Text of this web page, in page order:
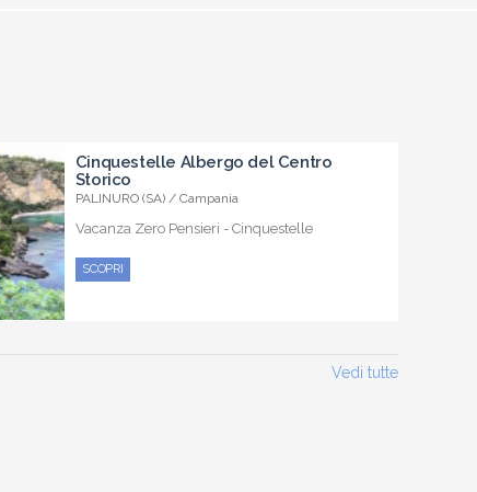
Cinquestelle Albergo del Centro
Storico
PALINURO (SA) / Campania
Vacanza Zero Pensieri - Cinquestelle
SCOPRI
Vedi tutte